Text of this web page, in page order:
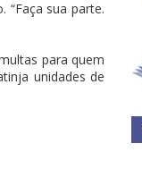
sua parte.
para quem
unidades de